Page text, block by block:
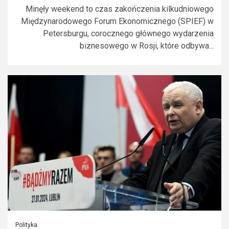
Minęły weekend to czas zakończenia kilkudniowego
Międzynarodowego Forum Ekonomicznego (SPIEF) w
Petersburgu, corocznego głównego wydarzenia
biznesowego w Rosji, które odbywa...
Polityka